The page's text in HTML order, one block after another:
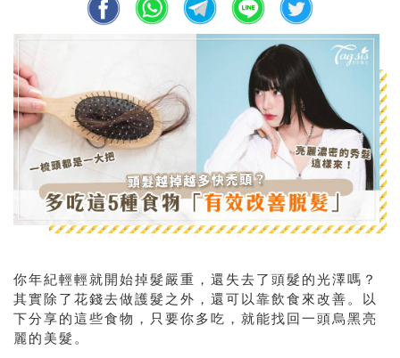
你年紀輕輕就開始掉髮嚴重，還失去了頭髮的光澤嗎？
其實除了花錢去做護髮之外，還可以靠飲食來改善。以
下分享的這些食物，只要你多吃，就能找回一頭烏黑亮
麗的美髮。